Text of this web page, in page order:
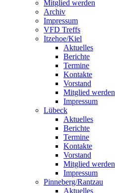
Mitglied werden
Archiv
Impressum
VFD Treffs
Itzehoe/Kiel
Aktuelles
Berichte
Termine
Kontakte
Vorstand
Mitglied werden
Impressum
Lübeck
Aktuelles
Berichte
Termine
Kontakte
Vorstand
Mitglied werden
Impressum
Pinneberg/Rantzau
Aktuelles